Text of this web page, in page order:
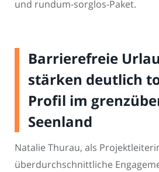
und rundum-sorglos-Paket.
Barrierefreie
stärken deutlich
Profil im
Seenland
Natalie Thurau, als
überdurchschnittliche